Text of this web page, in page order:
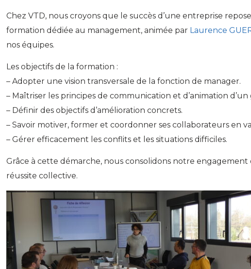
Chez VTD, nous croyons que le succès d’une entreprise
formation dédiée au management, animée par Laurence
nos équipes.
Les objectifs de la formation :
– Adopter une vision transversale de la fonction de manager.
– Maîtriser les principes de communication et d’animation
– Définir des objectifs d’amélioration concrets.
– Savoir motiver, former et coordonner ses collaborateurs en
– Gérer efficacement les conflits et les situations difficiles.
Grâce à cette démarche, nous consolidons notre
réussite collective.